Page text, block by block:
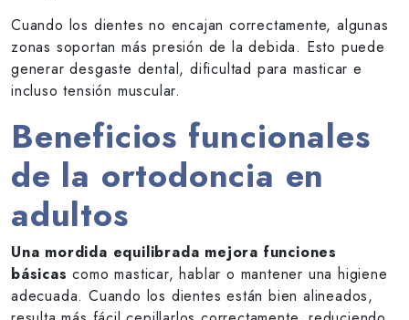
Cuando los dientes no encajan correctamente, algunas
zonas soportan más presión de la debida. Esto puede
generar desgaste dental, dificultad para masticar e
incluso tensión muscular.
Beneficios funcionales
de la ortodoncia en
adultos
Una mordida equilibrada mejora funciones
básicas como masticar, hablar o mantener una higiene
adecuada. Cuando los dientes están bien alineados,